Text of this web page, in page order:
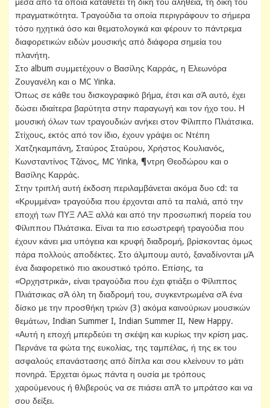
πραγματικότητα. Τραγούδια τα οποία περιγράφουν το σήμερα
τόσο ηχητικά όσο και θεματολογικά και φέρουν το πάντρεμα
διαφορετικών ειδών μουσικής από διάφορα σημεία του
πλανήτη.
Στο album συμμετέχουν ο Βασίλης Καρράς, η Ελεωνόρα
Ζουγανέλη και ο MC Yinka.
Όπως σε κάθε του δισκογραφικό βήμα, έτσι και σΆ αυτό, έχει
δώσει ιδιαίτερα βαρύτητα στην παραγωγή και τον ήχο του. Η
μουσική όλων των τραγουδιών ανήκει στον Φίλιππο Πλιάτσικα.
Στίχους, εκτός από τον ίδιο, έχουν γράψει οι: Ντέπη
Χατζηκαμπάνη, Σταύρος Σταύρου, Χρήστος Κουλιανός,
Κωνσταντίνος Τζάνος, MC Yinka, ¶ντρη Θεοδώρου και ο
Βασίλης Καρράς.
Στην τριπλή αυτή έκδοση περιλαμβάνεται ακόμα δυο cd: τα
«Κρυμμένα» τραγούδια που έρχονται από τα παλιά, από την
εποχή των ΠΥΞ ΛΑΞ αλλά και από την προσωπική πορεία του
Φίλιππου Πλιάτσικα. Είναι τα πιο εσωστρεφή τραγούδια που
έχουν κάνει μια υπόγεια και κρυφή διαδρομή, βρίσκοντας όμως
πάρα πολλούς αποδέκτες. Στο άλμπουμ αυτό, ξαναδίνονται μΆ
ένα διαφορετικό πιο ακουστικό τρόπο. Επίσης, τα
«Ορχηστρικά», είναι τραγούδια που έχει φτιάξει ο Φίλιππος
Πλιάτσικας σΆ όλη τη διαδρομή του, συγκεντρωμένα σΆ ένα
δίσκο με την προσθήκη τριών (3) ακόμα καινούριων μουσικών
θεμάτων, Indian Summer I, Indian Summer II, New Happy.
«Αυτή η εποχή μπερδεύει τη σκέψη και κυρίως την κρίση μας.
Περνάνε τα φώτα της ευκολίας, της ταμπέλας, ή της εκ του
ασφαλούς επανάστασης από δίπλα και σου κλείνουν το μάτι
πονηρά. Έρχεται όμως πάντα η ουσία με τρόπους
χαρούμενους ή θλιβερούς να σε πιάσει απΆ το μπράτσο και να
σου δείξει.